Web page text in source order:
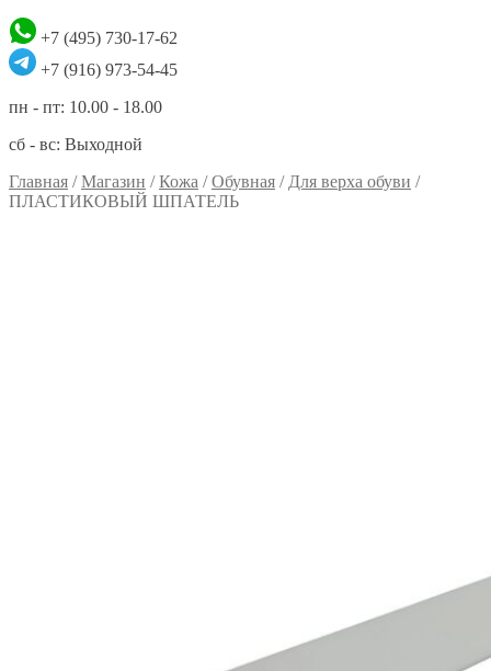
+7 (495) 730-17-62
+7 (916) 973-54-45
пн - пт: 10.00 - 18.00
сб - вс: Выходной
Главная /Магазин /Кожа /Обувная / Для верха обуви /
ПЛАСТИКОВЫЙ ШПАТЕЛЬ